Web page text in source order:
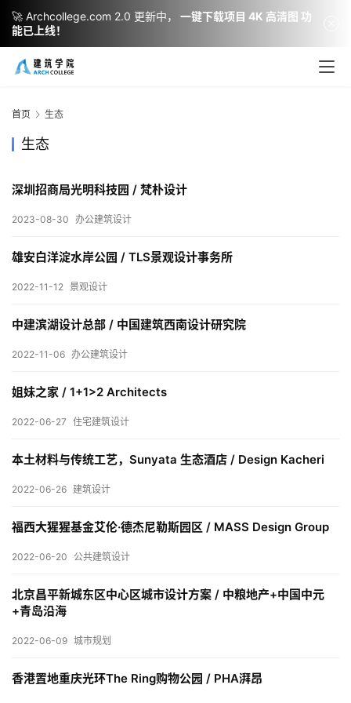
筑
计
室
设
城
市
景
建
专
登录 注册
首页 生态
生态
深圳招商局光明科技园 / 梵朴设计
2023-08-30 办公建筑设计
雄安白洋淀水岸公园 / TLS景观设计事务所
2022-11-12 景观设计
中建滨湖设计总部 / 中国建筑西南设计研究院
2022-11-06 办公建筑设计
姐妹之家 / 1+1>2 Architects
2022-06-27 住宅建筑设计
本土材料与传统工艺，Sunyata 生态酒店 / Design Kacheri
2022-06-26 建筑设计
福西大猩猩基金艾伦·德杰尼勒斯园区 / MASS Design Group
2022-06-20 公共建筑设计
北京昌平新城东区中心区城市设计方案 / 中粮地产+中国中元
+青岛沿海
2022-06-09 城市规划
香港置地重庆光环The Ring购物公园 / PHA湃昂
🚀 Archcollege.com 2.0 更新中，
一键下载项目 4K 高清图 功
能已上线！